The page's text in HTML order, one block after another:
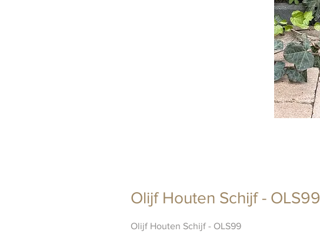
Olijf Houten Schijf - OLS99
Olijf Houten Schijf - OLS99